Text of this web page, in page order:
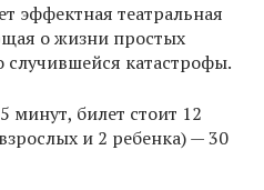
эффектная театральная
о жизни простых
случившейся катастрофы.
минут, билет стоит 12
и 2 ребенка) — 30